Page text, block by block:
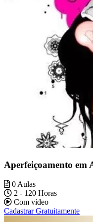
Aperfeiçoamento em
0 Aulas
2 - 120 Horas
Com vídeo
Cadastrar Gratuitamente